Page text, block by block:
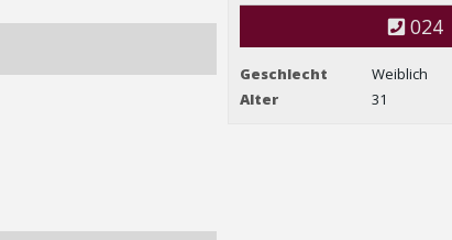
024
Geschlecht
Weiblich
Alter
31